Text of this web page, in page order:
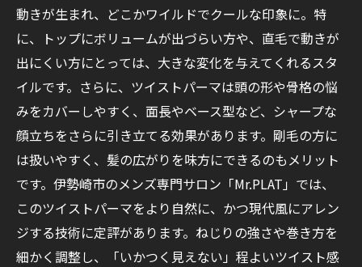
動きが生まれ、どこかワイルドでクールな印象に。特
に、トップにボリュームが出づらい方や、直毛で動きが
出にくい方にとっては、大きな変化を与えてくれるスタ
イルです。さらに、ツイストパーマは頭の形や骨格の悩
みをカバーしやすく、面長やベース型など、シャープな
顔立ちをさらに引き立てる効果があります。剛毛の方に
は扱いやすく、髪の広がりを味方にできるのもメリット
です。伊勢崎市のメンズ専門サロン「Mr.PLAT」では、
このツイストパーマをより自然に、かつ現代風にアレン
ジする技術に定評があります。ねじりの強さや巻き方を
細かく調整し、「いかつく見えない」程よいツイスト感